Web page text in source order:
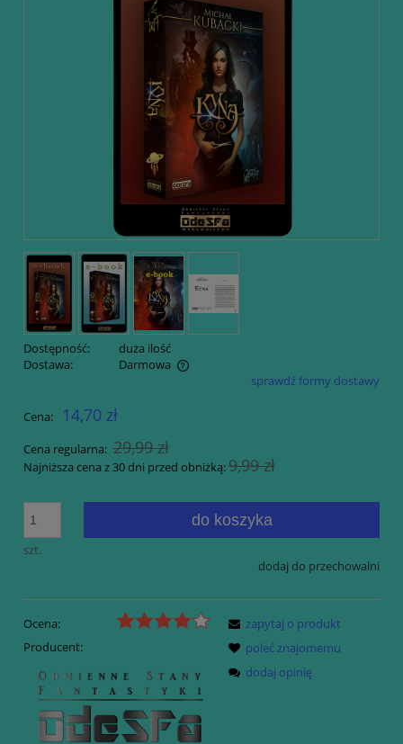
Dostępność:
duża ilość
Dostawa:
Darmowa
Cena nie zawiera ewentualnych kosztów płatnościsprawdź formy dostawy
Cena: 14,70 zł
Cena regularna: 29,99 zł
Najniższa cena z 30 dni przed obniżką:9,99 zł
szt.
do koszyka
dodaj do przechowalni
Ocena:
Producent:
zapytaj o produkt
poleć znajomemu
dodaj opinię